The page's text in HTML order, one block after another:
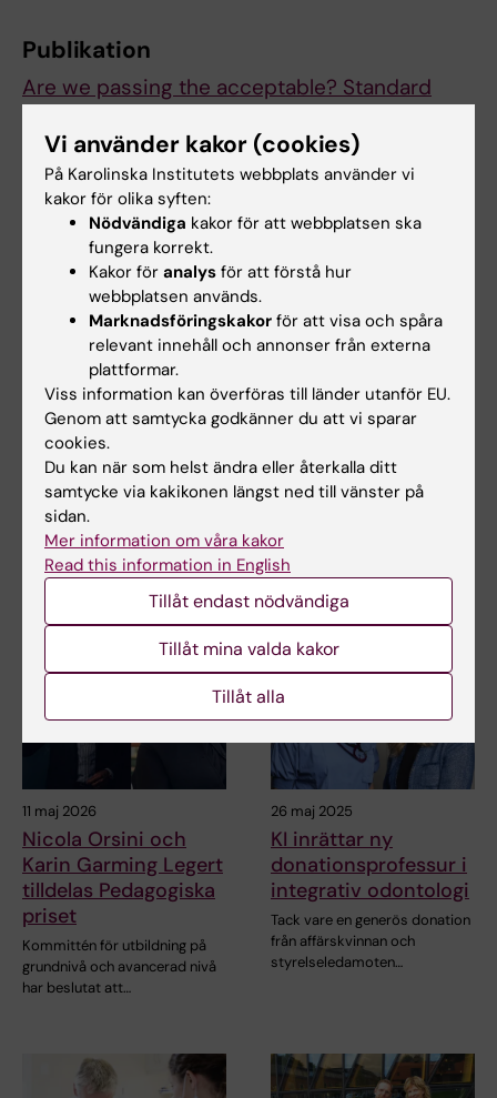
Publikation
Are we passing the acceptable? Standard
foreign-trained dentists.
Dalum J, Christidis N, Myrberg IH, Karlgren K,
Leanderson C, Englund GS
Eur J Dent Educ 2022 Aug;():
Tandvård
Uppdaterad av:
Johanna Bylund 2022-10-05
Dela
Relaterade artiklar
11 maj 2026
Nicola Orsini och
Karin Garming Legert
tilldelas Pedagogiska
priset
Kommittén för utbildning på
grundnivå och avancerad nivå
har beslutat att…
26 maj 2025
KI inrättar ny
donationsprofessur i
integrativ odontologi
Tack vare en generös donation
från affärskvinnan och
styrelseledamoten…
Vi använder kakor (cookies)
På Karolinska Institutets webbplats använder vi
kakor för olika syften:
Nödvändiga kakor för att webbplatsen ska
fungera korrekt.
Kakor för analys för att förstå hur
webbplatsen används.
Marknadsföringskakor för att visa och spåra
relevant innehåll och annonser från externa
plattformar.
Viss information kan överföras till länder utanför EU.
Genom att samtycka godkänner du att vi sparar
cookies.
Du kan när som helst ändra eller återkalla ditt
samtycke via kakikonen längst ned till vänster på
sidan.
Mer information om våra kakor
Read this information in English
Tillåt endast nödvändiga
Tillåt mina valda kakor
Tillåt alla